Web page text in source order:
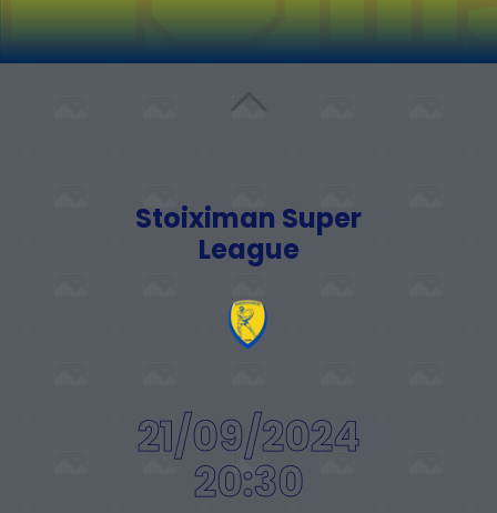
Stoiximan Super
League
21/09/2024
20:30